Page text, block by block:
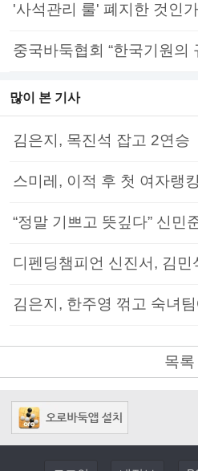
'사석관리 룰' 폐지한 것인
중국바둑협회 “한국기원의
많이 본 기사
김은지, 목진석 잡고 2연승
스미레, 이적 후 첫 여자랭
“정말 기쁘고 뜻깊다” 신민
디펜딩챔피언 신진서, 김민
김은지, 한주영 꺾고 숙녀
목록